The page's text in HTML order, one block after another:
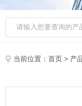
当前位置：首页 > 产